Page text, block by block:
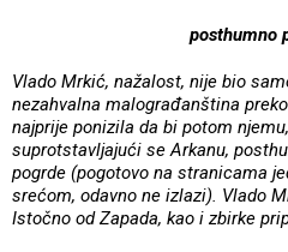
posthumno
Vlado Mrkić, nažalost, nije bio
nezahvalna malograđanština
najprije ponizila da bi potom
suprotstavljajući se Arkanu,
pogrde (pogotovo na stranicama
srećom, odavno ne izlazi). Vlado
Istočno od Zapada, kao i zbirke